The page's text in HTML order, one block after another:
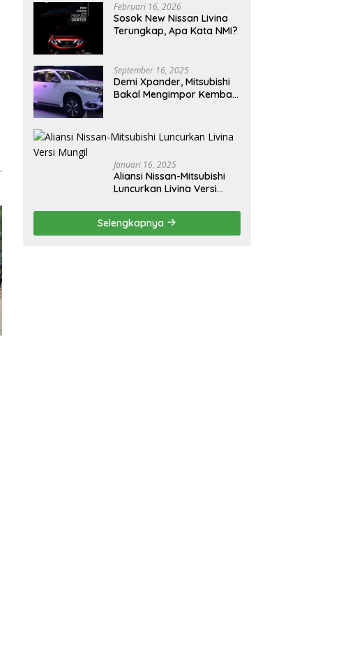
Februari 16, 2026
Sosok New Nissan Livina
Terungkap, Apa Kata NMI?
September 16, 2025
Demi Xpander, Mitsubishi
Bakal Mengimpor Kembali
Januari 16, 2025
Aliansi Nissan-Mitsubishi
Luncurkan Livina Versi
Selengkapnya